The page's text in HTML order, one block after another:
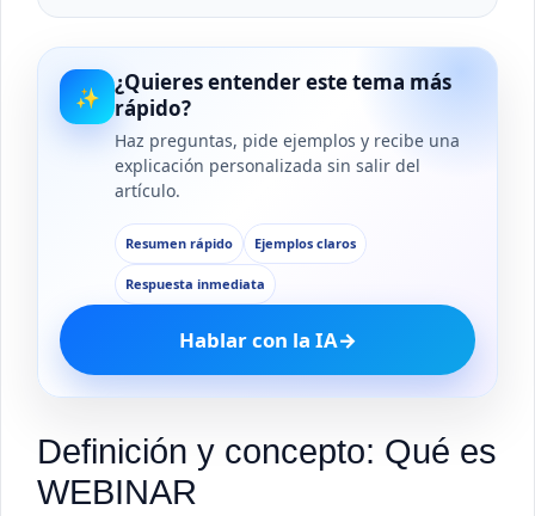
✨
¿Quieres entender este tema más
rápido?
Haz preguntas, pide ejemplos y recibe una
explicación personalizada sin salir del
artículo.
Resumen rápido Ejemplos claros
Respuesta inmediata
Hablar con la IA→
Definición y concepto: Qué es
WEBINAR